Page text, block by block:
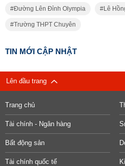
Đường Lên Đỉnh Olympia Lê
Trường THPT Chuyên
TIN MỚI CẬP NHẬT
Lên đầu trang
Trang chủ
Tài chính - Ngân hàng
Bất động sản
Tài chính quốc tế